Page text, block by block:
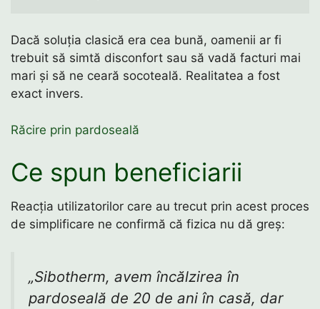
Dacă soluția clasică era cea bună, oamenii ar fi
trebuit să simtă disconfort sau să vadă facturi mai
mari și să ne ceară socoteală. Realitatea a fost
exact invers.
Răcire prin pardoseală
Ce spun beneficiarii
Reacția utilizatorilor care au trecut prin acest proces
de simplificare ne confirmă că fizica nu dă greș:
„Sibotherm, avem încălzirea în
pardoseală de 20 de ani în casă, dar